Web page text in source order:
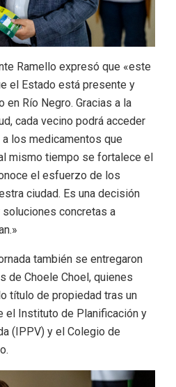
Ramello expresó que «este
el Estado está presente y
en Río Negro. Gracias a la
cada vecino podrá acceder
los medicamentos que
mismo tiempo se fortalece el
el esfuerzo de los
ciudad. Es una decisión
concretas a
también se entregaron
de Choele Choel, quienes
título de propiedad tras un
el Instituto de Planificación y
(IPPV) y el Colegio de